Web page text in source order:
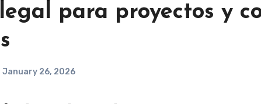
para proyectos y
January 26, 2026